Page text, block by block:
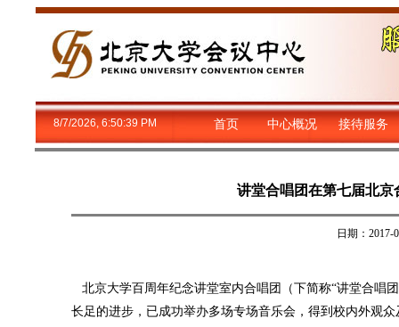
8/7/2026, 6:50:39 PM 首页 中心概况 接待服务
讲堂合唱团在第七届北
日期：
北京大学百周年纪念讲堂室内合唱团（下简称“讲堂合唱
长足的进步，已成功举办多场专场音乐会，得到校内外观